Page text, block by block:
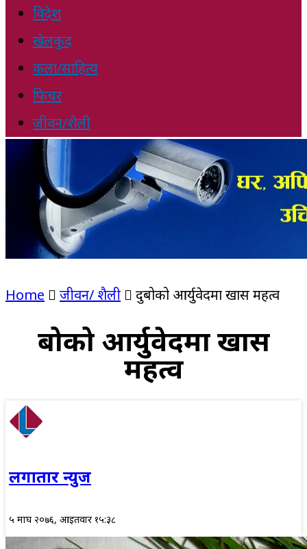
विदेश
खेलकुद
कला/साहित्य
फिचर
जीवन/शैली
Home जीवन/ शैली दुबोको आर्युवेदमा खास महत्व
दुबोको आर्युवेदमा खास
महत्व
लगातार न्युज
५ माघ २०७६, आईतवार १५:३८